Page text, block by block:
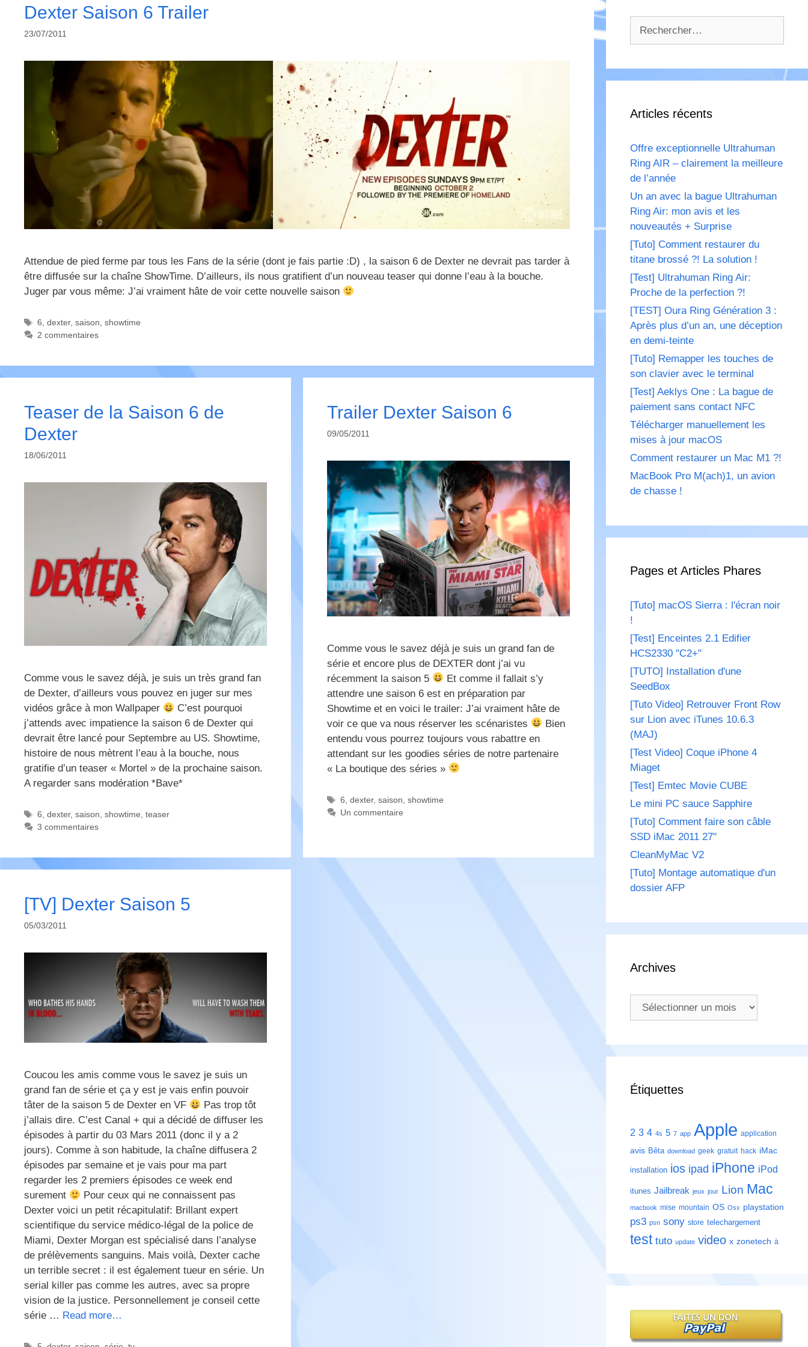
Dexter Saison 6 Trailer
23/07/2011
Attendue de pied ferme par tous les Fans de la série (dont je fais partie :D) , la saison 6 de Dexter ne devrait pas tarder à
être diffusée sur la chaîne ShowTime. D’ailleurs, ils nous gratifient d’un nouveau teaser qui donne l’eau à la bouche.
Juger par vous même: J’ai vraiment hâte de voir cette nouvelle saison
Étiquettes
6 dexter, saison showtime
2 commentaires
Teaser de la Saison 6 de
Dexter
18/06/2011
Comme vous le savez déjà, je suis un très grand fan
de Dexter, d’ailleurs vous pouvez en juger sur mes
vidéos grâce à mon Wallpaper
C’est pourquoi
j’attends avec impatience la saison 6 de Dexter qui
devrait être lancé pour Septembre au US. Showtime,
histoire de nous mètrent l’eau à la bouche, nous
gratifie d’un teaser « Mortel » de la prochaine saison.
A regarder sans modération *Bave*
Étiquettes
6 dexter, saison showtime teaser
3 commentaires
Trailer Dexter Saison 6
09/05/2011
Comme vous le savez déjà je suis un grand fan de
série et encore plus de DEXTER dont j’ai vu
récemment la saison 5
Et comme il fallait s’y
attendre une saison 6 est en préparation par
Showtime et en voici le trailer: J’ai vraiment hâte de
voir ce que va nous réserver les scénaristes
Bien
entendu vous pourrez toujours vous rabattre en
attendant sur les goodies séries de notre partenaire
« La boutique des séries »
Étiquettes
6 dexter, saison showtime
Un commentaire
[TV] Dexter Saison 5
05/03/2011
Coucou les amis comme vous le savez je suis un
grand fan de série et ça y est je vais enfin pouvoir
tâter de la saison 5 de Dexter en VF
Pas trop tôt
j’allais dire. C’est Canal + qui a décidé de diffuser les
épisodes à partir du 03 Mars 2011 (donc il y a 2
jours). Comme à son habitude, la chaîne diffusera 2
épisodes par semaine et je vais pour ma part
regarder les 2 premiers épisodes ce week end
surement
Pour ceux qui ne connaissent pas
Dexter voici un petit récapitulatif: Brillant expert
scientifique du service médico-légal de la police de
Miami, Dexter Morgan est spécialisé dans l’analyse
de prélèvements sanguins. Mais voilà, Dexter cache
un terrible secret : il est également tueur en série. Un
serial killer pas comme les autres, avec sa propre
vision de la justice. Personnellement je conseil cette
série … Read more…
Articles récents
Offre exceptionnelle Ultrahuman
Ring AIR – clairement la meilleure
de l’année
Un an avec la bague Ultrahuman
Ring Air: mon avis et les
nouveautés + Surprise
[Tuto] Comment restaurer du
titane brossé ?! La solution !
[Test] Ultrahuman Ring Air:
Proche de la perfection ?!
[TEST] Oura Ring Génération 3 :
Après plus d’un an, une déception
en demi-teinte
[Tuto] Remapper les touches de
son clavier avec le terminal
[Test] Aeklys One : La bague de
paiement sans contact NFC
Télécharger manuellement les
mises à jour macOS
Comment restaurer un Mac M1 ?!
MacBook Pro M(ach)1, un avion
de chasse !
Pages et Articles Phares
[Tuto] macOS Sierra : l'écran noir
!
[Test] Enceintes 2.1 Edifier
HCS2330 "C2+"
[TUTO] Installation d'une
SeedBox
[Tuto Video] Retrouver Front Row
sur Lion avec iTunes 10.6.3
(MAJ)
[Test Video] Coque iPhone 4
Miaget
[Test] Emtec Movie CUBE
Le mini PC sauce Sapphire
[Tuto] Comment faire son câble
SSD iMac 2011 27"
CleanMyMac V2
[Tuto] Montage automatique d'un
dossier AFP
Archives
Archives
Étiquettes
2 3 4 4s 5 7 app Apple application
avis Bêta download geek gratuit hack iMac
installation ios ipad iPhone iPod
itunes Jailbreak jeux jour Lion Mac
macbook mise mountain OS Osx playstation
ps3 psn sony store telechargement
test tuto update video x zonetech à